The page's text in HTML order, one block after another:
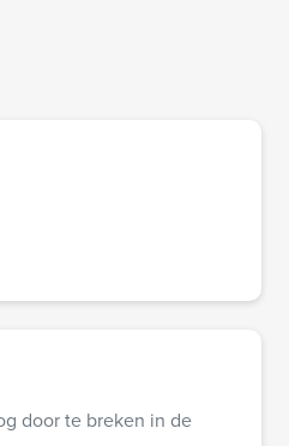
door te breken in de